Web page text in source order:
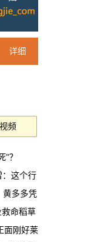
跌到
影视
这种
。
网原创
下
方式，
几乎没
网原创
详细
视频
"？
：这个行
黄多多凭
命稻草
面刚好莱